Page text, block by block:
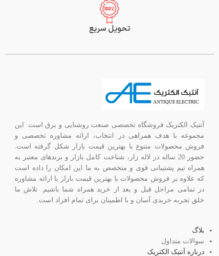
تحویل سریع
آنتیک الکتریک فروشگاه تخصصی صنعت روشنایی و برق است. این
مجموعه با هدف همراهی در انتخاب، ارائه مشاوره تخصصی و
فروش محصولات متنوع با بهترین قیمت بازار شکل گرفته است.
حضور 20 ساله در لاله زار، شناخت کامل بازار و برندهای معتبر به
همراه تیم پشتیبانی قوی و متخصص به ما این امکان را داده است
که علاوه بر فروش محصولات با بهترین قیمت بازار با ارائه مشاوره
در تمامی مراحل قبل و بعد از خرید همراه شما باشیم. تلاش ما
خلق تجربه خریدی آسان و با اطمینان برای تمام افراد است.
بلاگ
سوالات متداول
درباره آنتیک الکتریک